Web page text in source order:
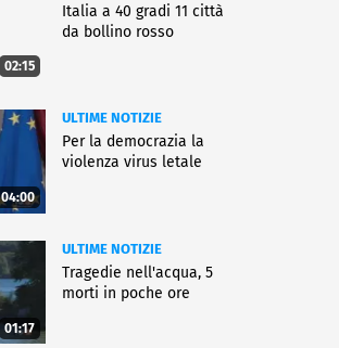
02:15
Italia a 40 gradi 11 città
da bollino rosso
04:00
ULTIME NOTIZIE
Per la democrazia la
violenza virus letale
01:17
ULTIME NOTIZIE
Tragedie nell'acqua, 5
morti in poche ore